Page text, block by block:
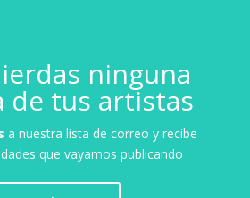
ninguna
de tus artistas
a nuestra lista de correo y recibe
que vayamos publicando